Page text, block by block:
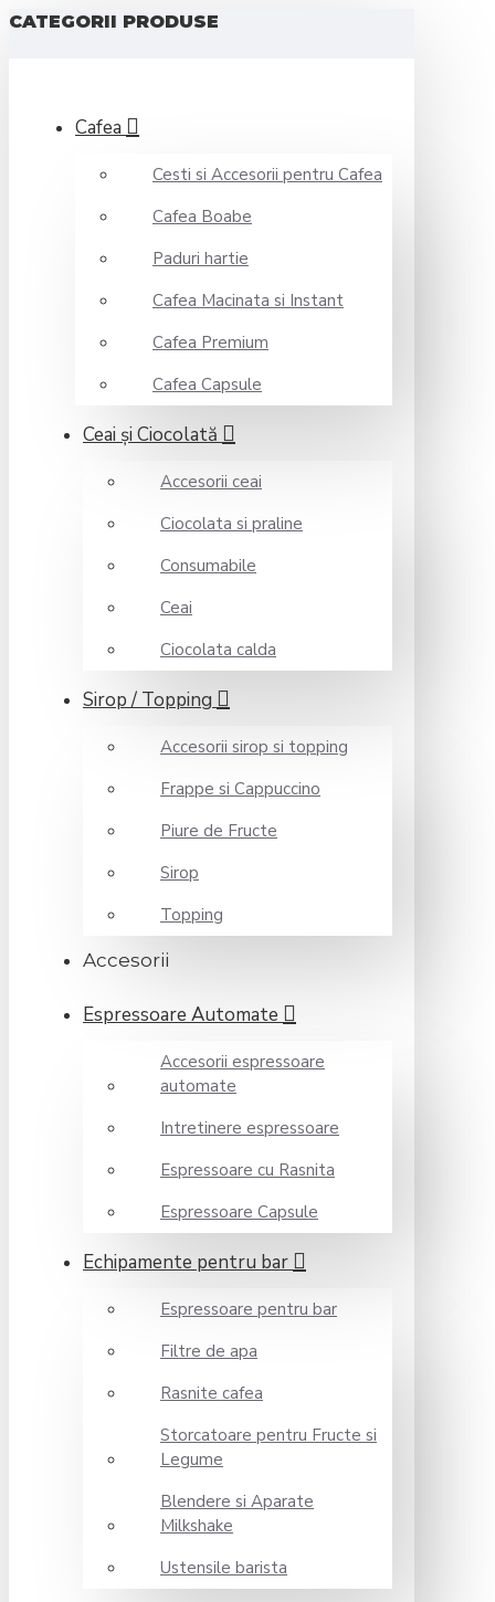
CATEGORII PRODUSE
Cafea
Cesti si Accesorii pentru Cafea
Cafea Boabe
Paduri hartie
Cafea Macinata si Instant
Cafea Premium
Cafea Capsule
Ceai şi Ciocolată
Accesorii ceai
Ciocolata si praline
Consumabile
Ceai
Ciocolata calda
Sirop / Topping
Accesorii sirop si topping
Frappe si Cappuccino
Piure de Fructe
Sirop
Topping
Accesorii
Espressoare Automate
Accesorii espressoare
automate
Intretinere espressoare
Espressoare cu Rasnita
Espressoare Capsule
Echipamente pentru bar
Espressoare pentru bar
Filtre de apa
Rasnite cafea
Storcatoare pentru Fructe si
Legume
Blendere si Aparate
Milkshake
Ustensile barista